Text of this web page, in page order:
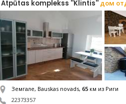
Atpūtas komplekss ''Klintis'' дом
Земгале, Bauskas novads, 65 км из Риги
22373357